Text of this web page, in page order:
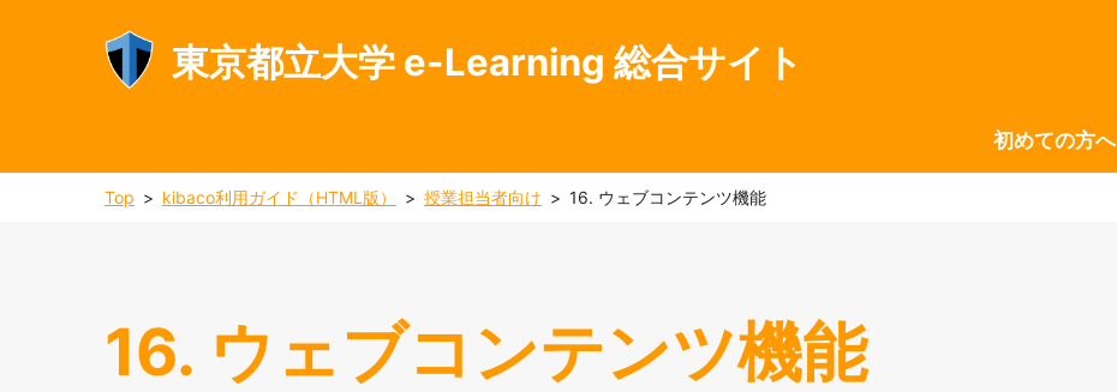
Top kibaco利用ガイド（HTML版） 授業担当者向け 16. ウェブコンテンツ機能
16. ウェブコンテンツ機能
初めての方へ
東京都立大学 e-Learning 総合サイト